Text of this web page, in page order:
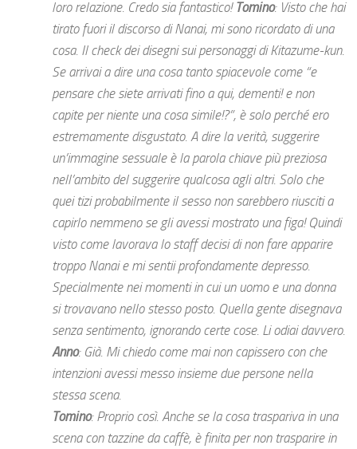
loro relazione. Credo sia fantastico! Tomino: Visto che hai
tirato fuori il discorso di Nanai, mi sono ricordato di una
cosa. Il check dei disegni sui personaggi di Kitazume-kun.
Se arrivai a dire una cosa tanto spiacevole come “e
pensare che siete arrivati fino a qui, dementi! e non
capite per niente una cosa simile!?”, è solo perché ero
estremamente disgustato. A dire la verità, suggerire
un’immagine sessuale è la parola chiave più preziosa
nell’ambito del suggerire qualcosa agli altri. Solo che
quei tizi probabilmente il sesso non sarebbero riusciti a
capirlo nemmeno se gli avessi mostrato una figa! Quindi
visto come lavorava lo staff decisi di non fare apparire
troppo Nanai e mi sentii profondamente depresso.
Specialmente nei momenti in cui un uomo e una donna
si trovavano nello stesso posto. Quella gente disegnava
senza sentimento, ignorando certe cose. Li odiai davvero.
Anno: Già. Mi chiedo come mai non capissero con che
intenzioni avessi messo insieme due persone nella
stessa scena.
Tomino: Proprio così. Anche se la cosa traspariva in una
scena con tazzine da caffè, è finita per non trasparire in